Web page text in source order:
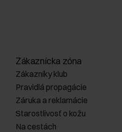
Zákaznícka zóna
Zákazníky klub
Pravidlá propagácie
Záruka a reklamácie
Starostlivosť o kožu
Na cestách